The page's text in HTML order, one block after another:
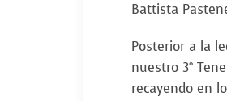
Battista
Posterior a la
nuestro 3°
recayendo en